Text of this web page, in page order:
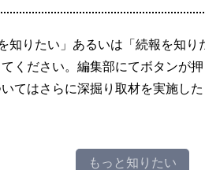
知りたい」あるいは「続報を知り
ください。編集部にてボタンが押
てはさらに深掘り取材を実施し
もっと知りたい